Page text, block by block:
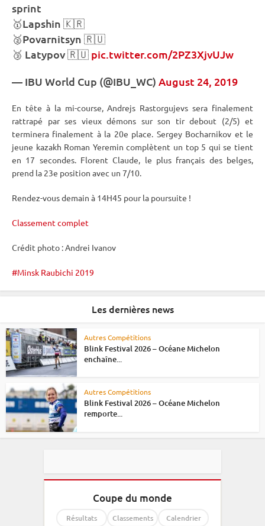
sprint
🥇Lapshin 🇰🇷
🥈Povarnitsyn 🇷🇺
🥉 Latypov 🇷🇺 pic.twitter.com/2PZ3XjvUJw
— IBU World Cup (@IBU_WC) August 24, 2019
En tête à la mi-course, Andrejs Rastorgujevs sera finalement
rattrapé par ses vieux démons sur son tir debout (2/5) et
terminera finalement à la 20e place. Sergey Bocharnikov et le
jeune kazakh Roman Yeremin complètent un top 5 qui se tient
en 17 secondes. Florent Claude, le plus français des belges,
prend la 23e position avec un 7/10.
Rendez-vous demain à 14H45 pour la poursuite !
Classement complet
Crédit photo : Andrei Ivanov
Minsk Raubichi 2019
Les dernières news
Autres Compétitions
Blink Festival 2026 – Océane Michelon
enchaîne...
Autres Compétitions
Blink Festival 2026 – Océane Michelon
remporte...
Coupe du monde
Résultats Classements Calendrier